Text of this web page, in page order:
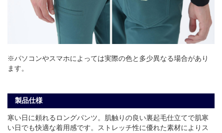
※パソコンやスマホによっては実際の色と多少異なる場合があり
ます。
製品仕様
寒い日に頼れるロングパンツ。肌触りの良い裏起毛仕立てで肌寒
い日でも快適な着用感です。ストレッチ性に優れた素材によりス